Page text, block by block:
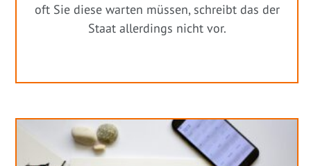
oft Sie diese warten müssen, schreibt das der
Staat allerdings nicht vor.